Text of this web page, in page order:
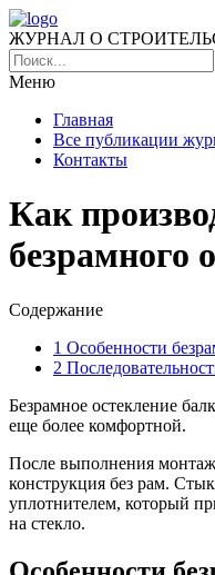
ЖУРНАЛ О
Меню
Главная
Все публикации
Контакты
Как
безрамного
Содержание
1 Особенности
2
Безрамное остекление
еще более комфортной.
После выполнения
конструкция без рам.
уплотнителем, который
на стекло.